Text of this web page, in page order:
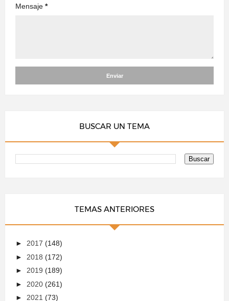
Mensaje *
BUSCAR UN TEMA
TEMAS ANTERIORES
► 2017 (148)
► 2018 (172)
► 2019 (189)
► 2020 (261)
► 2021 (73)